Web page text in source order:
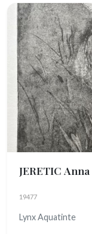
JERETIC Anna
19477
Lynx Aquatinte